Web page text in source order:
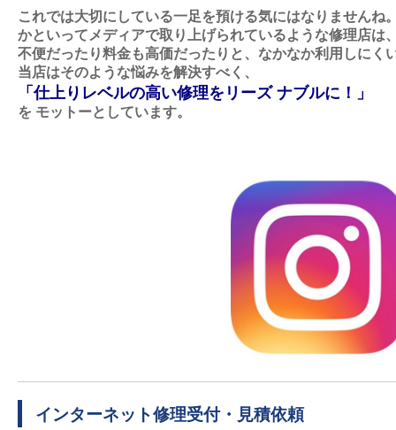
これでは大切にしている一足を預ける気にはなりませんね
かといってメディアで取り上げられているような修理店は
不便だったり料金も高価だったりと、なかなか利用しにく
当店はそのような悩みを解決すべく、
「仕上りレベルの高い修理をリーズ ナブルに！」
を モットーとしています。
インターネット修理受付・見積依頼